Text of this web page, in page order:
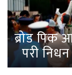
ब्रोड पिक
परी